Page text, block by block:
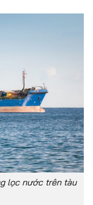
lọc nước trên tàu